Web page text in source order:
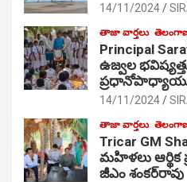
14/11/2024
తాజా వార్తలు
Principal
ఉజ్వల
14/11/2024
తాజా వార్తలు
Tricar GM
మహిళలు
జీఎం శంకర్‌రావు